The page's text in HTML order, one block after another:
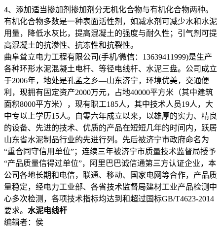
4、添加适当掺加剂掺加剂分无机化合物与有机化合物两种。
有机化合物多数是一种表面活性剂，如减水剂可减少水和水泥
用量，降低水灰比，提高混凝土的强度与耐久性；引气剂可提
高混凝土的抗渗性、抗冻性和抗裂性。
曲阜耸立电力工程有限公司(手机/微信：13639411999)是生产
各种环形水泥混凝土电杆、等径电线杆、水泥三盘。公司成立
于2006年，地处是孔孟之乡—山东济宁，环境优美，交通便
利，现拥有固定资产2000万元，占地40000平方米（其中建筑
面积8000平方米），现有职工185人，其中技术人员19人，大
中专以上学历15人。自零六年成立以来，以雄厚的实力、精良
的设备、先进的技术、优质的产品在短短几年的时间内，跃居
山东省水泥制品行业的先进行列。先后被济宁市政府命名为
“重合同守信用单位”；连续三年被济宁市质量技术监督局授予
“产品质量信得过单位”，阿里巴巴诚信通第三方认证企业，本
公司各地长期和电信，联通、移动、国家电网等合作，产品质
量稳定，经电力工业部、各省技术监督局建材工业产品检测中
心多次检测，各项技术指标均达到和超过国标GB/T4623-2014
要求。 水泥电线杆
编辑者：侯